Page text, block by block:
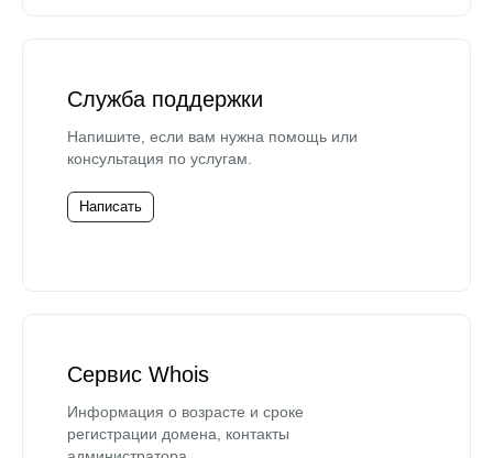
Служба поддержки
Напишите, если вам нужна помощь или
консультация по услугам.
Написать
Сервис Whois
Информация о возрасте и сроке
регистрации домена, контакты